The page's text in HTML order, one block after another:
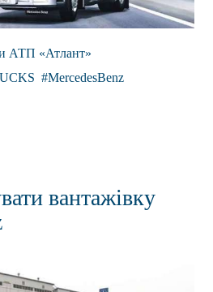
АТП «Атлант»
MercedesBenz
вантажівку